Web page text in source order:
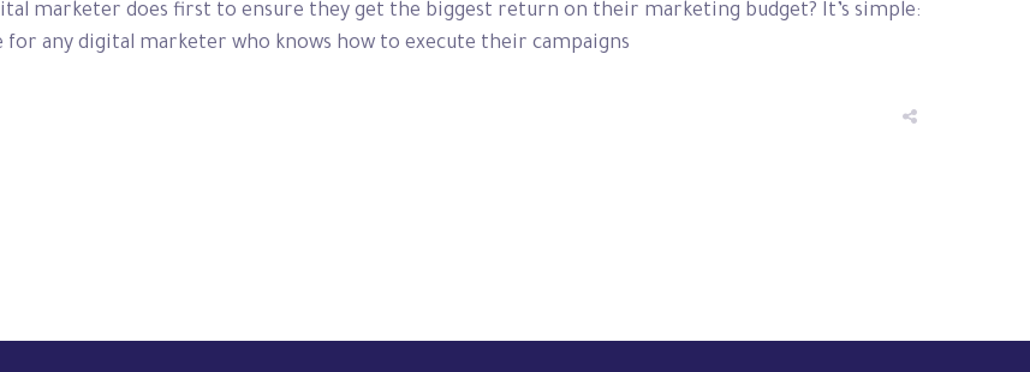
marketer does first to ensure they get the biggest return on their marketing budget? It’s simple:
any digital marketer who knows how to execute their campaigns...